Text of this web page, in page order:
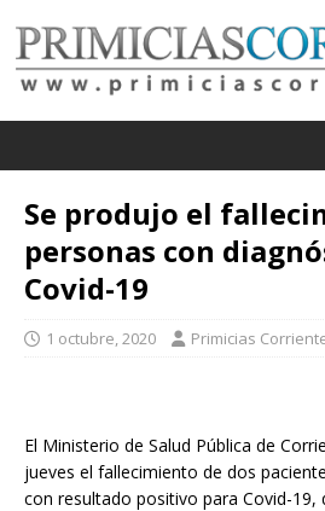
Se produjo el
personas con
Covid-19
1 octubre, 2020 Primicias
El Ministerio de Salud Pública de
jueves el fallecimiento de dos
con resultado positivo para Covid-19,